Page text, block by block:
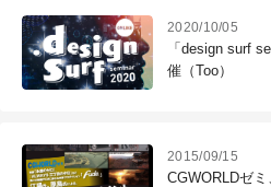
2020/10/05
「design surf
催（Too）
2015/09/15
CGWORLDゼ